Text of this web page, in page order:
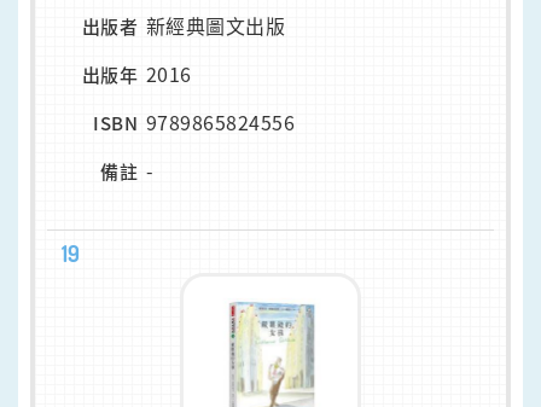
出版者 新經典圖文出版
出版年 2016
ISBN 9789865824556
備註 -
19